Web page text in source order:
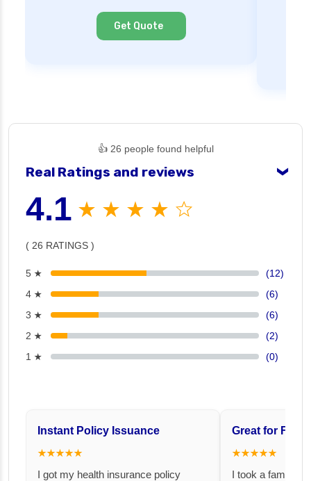
Get Quote
👍 26 people found helpful
Real Ratings and reviews ❯
4.1 ★ ★ ★ ★ ☆
( 26 RATINGS )
5 ★
(12)
4 ★
(6)
3 ★
(6)
2 ★
(2)
1 ★
(0)
Instant Policy Issuance
★★★★★
I got my health insurance policy
Great for
★★★★★
I took a family